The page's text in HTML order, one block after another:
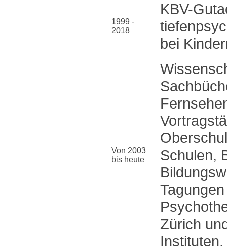
1999 -
2018
KBV-
bei
Von 2003
bis heute
Schulen,
Zürich
Instituten.